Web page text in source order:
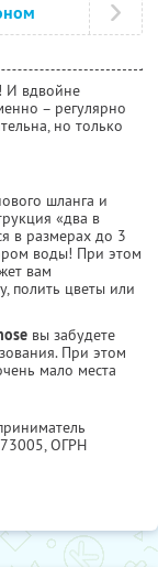
И вдвойне
– регулярно
но только
шланга и
«два в
в размерах до 3
воды! При этом
вам
полить цветы или
вы забудете
При этом
мало места
, ОГРН